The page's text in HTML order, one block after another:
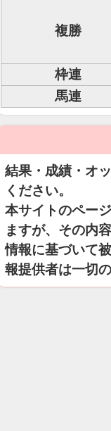
複勝
枠連
馬連
結果・成績・オ
ください。
本サイトのペー
ますが、その内
情報に基づいて
報提供者は一切